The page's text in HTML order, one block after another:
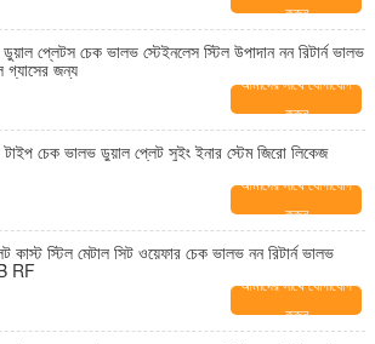
করুন
প্লেটস চেক ভালভ স্টেইনলেস স্টিল উপাদান নন রিটার্ন ভালভ
জন্য
আমাদের সাথে যোগাযোগ
করুন
টাইপ চেক ভালভ ডুয়াল প্লেট সুইং ইনার স্টেম জিরো লিকেজ
আমাদের সাথে যোগাযোগ
করুন
কাস্ট স্টিল মেটাল সিট ওয়েফার চেক ভালভ নন রিটার্ন ভালভ
RF
আমাদের সাথে যোগাযোগ
করুন